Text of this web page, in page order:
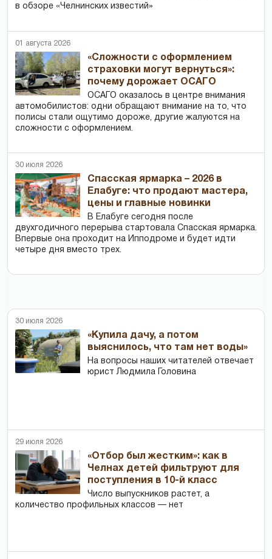
в обзоре «Челнинских известий»
01 августа 2026
«Сложности с оформлением
страховки могут вернуться»:
почему дорожает ОСАГО
ОСАГО оказалось в центре внимания
автомобилистов: одни обращают внимание на то, что
полисы стали ощутимо дороже, другие жалуются на
сложности с оформлением.
30 июля 2026
Спасская ярмарка – 2026 в
Елабуге: что продают мастера,
цены и главные новинки
В Елабуге сегодня после
двухгодичного перерыва стартовала Спасская ярмарка.
Впервые она проходит на Ипподроме и будет идти
четыре дня вместо трех.
30 июля 2026
«Купила дачу, а потом
выяснилось, что там нет воды»
На вопросы наших читателей отвечает
юрист Людмила Головина
29 июля 2026
«Отбор был жестким»: как в
Челнах детей фильтруют для
поступления в 10-й класс
Число выпускников растет, а
количество профильных классов — нет